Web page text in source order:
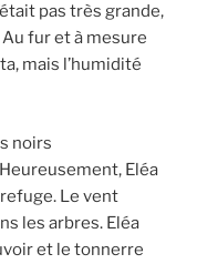
pas très grande,
fur et à mesure
mais l’humidité
noirs
Eléa
Le vent
les arbres. Eléa
et le tonnerre